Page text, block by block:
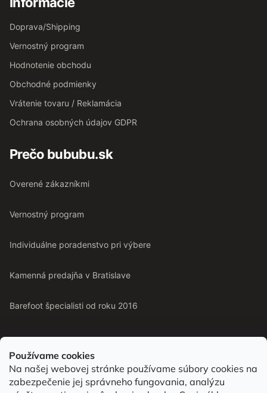
Používame cookies
Na našej webovej stránke používame súbory cookies na
zabezpečenie jej správneho fungovania, analýzu
Doprava/Shipping
Vernostný program
Hodnotenie obchodu
Obchodné podmienky
Vrátenie tovaru / Reklamácia
Ochrana osobných údajov GDPR
Prečo bububu.sk
Overené zákazníkmi
Vernostný program
Individuálne poradenstvo pri výbere
Kamenná predajňa v Bratislave
Barefoot špecialisti od roku 2016
Od roku 2016 pomáhame vyberať barefoot topánky podľa
chodidla. Nájdete nás aj v predajni v Bratislave.